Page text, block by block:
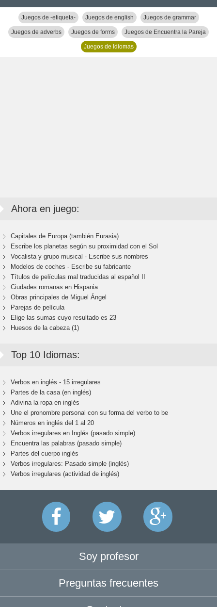
Juegos de -etiqueta- Juegos de english Juegos de grammar
Juegos de adverbs Juegos de forms Juegos de Encuentra la Pareja
Juegos de Idiomas
Ahora en juego:
Capitales de Europa (también Eurasia)
Escribe los planetas según su proximidad con el Sol
Vocalista y grupo musical - Escribe sus nombres
Modelos de coches - Escribe su fabricante
Títulos de películas mal traducidas al español II
Ciudades romanas en Hispania
Obras principales de Miguel Ángel
Parejas de película
Elige las sumas cuyo resultado es 23
Huesos de la cabeza (1)
Top 10 Idiomas:
Verbos en inglés - 15 irregulares
Partes de la casa (en inglés)
Adivina la ropa en inglés
Une el pronombre personal con su forma del verbo to be
Números en inglés del 1 al 20
Verbos irregulares en Inglés (pasado simple)
Encuentra las palabras (pasado simple)
Partes del cuerpo inglés
Verbos irregulares: Pasado simple (inglés)
Verbos irregulares (actividad de inglés)
Soy profesor
Preguntas frecuentes